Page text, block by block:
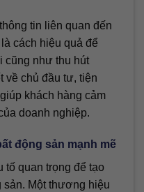
tin liên quan đến
cách hiệu quả để
cũng như thu hút
về chủ đầu tư, tiện
khách hàng cảm
doanh nghiệp.
động sản mạnh mẽ
tố quan trọng để tạo
sản. Một thương hiệu